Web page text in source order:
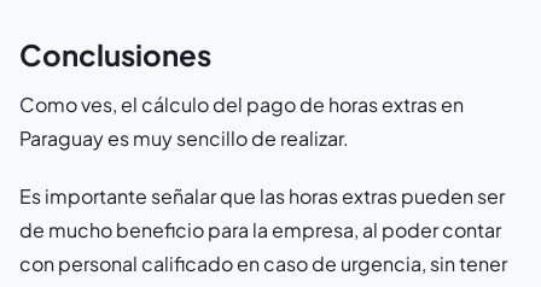
Conclusiones
Como ves, el cálculo del pago de horas extras en
Paraguay es muy sencillo de realizar.
Es importante señalar que las horas extras pueden ser
de mucho beneficio para la empresa, al poder contar
con personal calificado en caso de urgencia, sin tener